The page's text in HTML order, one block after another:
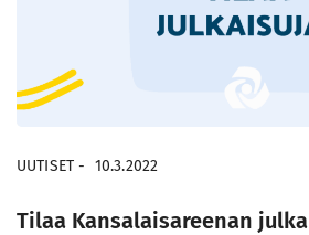
UUTISET - 10.3.2022
Tilaa Kansalaisareenan